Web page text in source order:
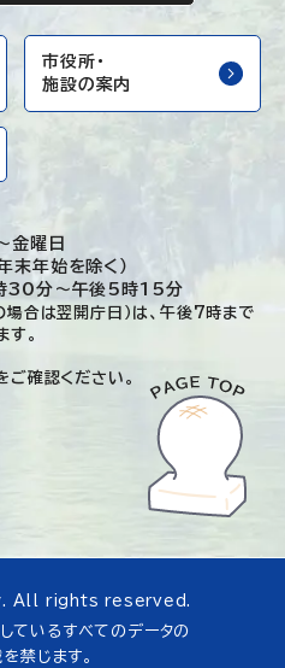
市役所・
施設の案内
金曜日
末年始を除く）
30分～午後5時15分
合は翌開庁日）は、午後7時まで
。
ご確認ください。
All rights reserved.
ているすべてのデータの
禁じます。